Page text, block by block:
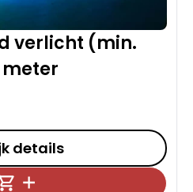
verlicht (min.
details